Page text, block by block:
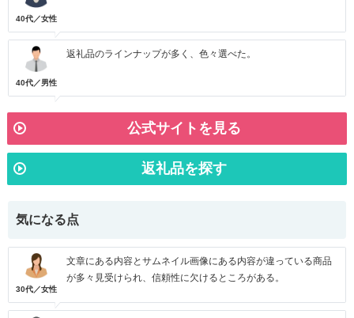
40代／女性
40代／男性
返礼品のラインナップが多く、色々選べた。
公式サイトを見る
返礼品を探す
気になる点
30代／女性
文章にある内容とサムネイル画像にある内容が違っている商品
が多々見受けられ、信頼性に欠けるところがある。